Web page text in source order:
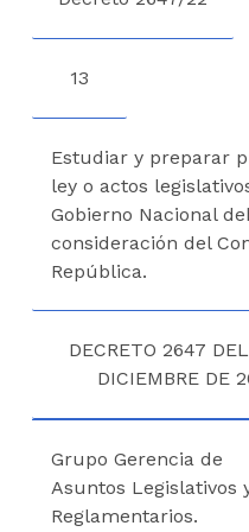
13
Estudiar y preparar
ley o actos
Gobierno Nacional
consideración del
República.
DECRETO 2647
DICIEMBRE DE
Grupo Gerencia de
Asuntos Legislativos
Reglamentarios.